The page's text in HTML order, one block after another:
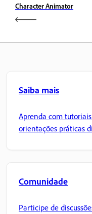
Character Animator
Saiba mais
Aprenda com
orientações práticas
Comunidade
Participe de